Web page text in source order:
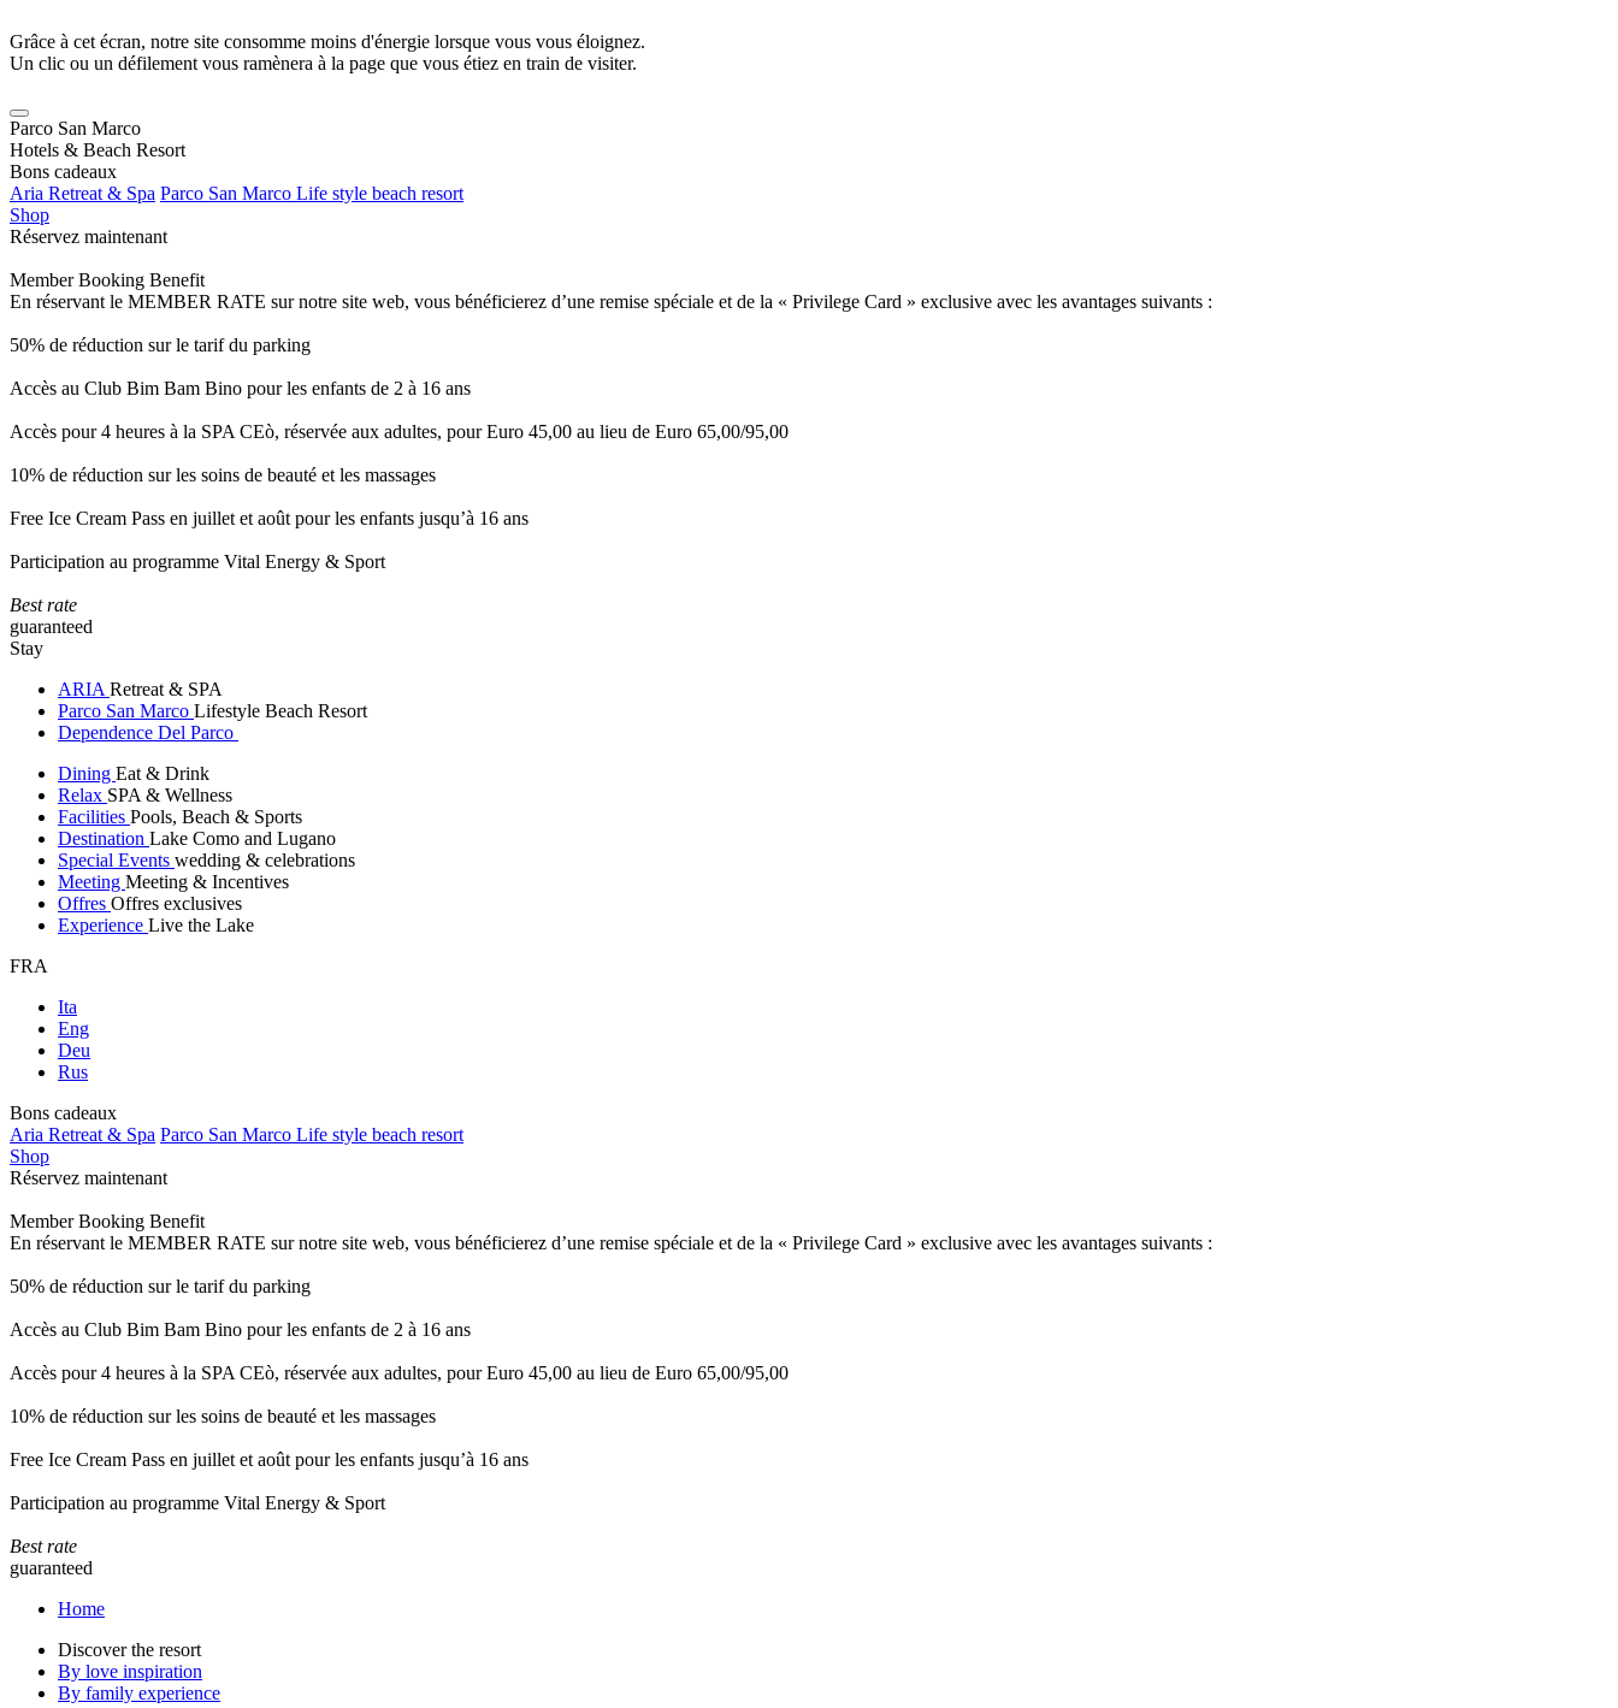
Grâce à cet écran, notre site consomme moins d'énergie lorsque vous vous éloignez.
Un clic ou un défilement vous ramènera à la page que vous étiez en train de visiter.
Parco San Marco
Hotels & Beach Resort
Bons cadeaux
Aria Retreat & Spa Parco San Marco Life style beach resort
Shop
Réservez maintenant
Member Booking Benefit
En réservant le MEMBER RATE sur notre site web, vous bénéficierez d’une remise spéciale et de la « Privilege Card » exclusive avec les avantages suivants :
50% de réduction sur le tarif du parking
Accès au Club Bim Bam Bino pour les enfants de 2 à 16 ans
Accès pour 4 heures à la SPA CEò, réservée aux adultes, pour Euro 45,00 au lieu de Euro 65,00/95,00
10% de réduction sur les soins de beauté et les massages
Free Ice Cream Pass en juillet et août pour les enfants jusqu’à 16 ans
Participation au programme Vital Energy & Sport
Best rate
guaranteed
Stay
ARIA Retreat & SPA
Parco San Marco Lifestyle Beach Resort
Dependence Del Parco
Dining Eat & Drink
Relax SPA & Wellness
Facilities Pools, Beach & Sports
Destination Lake Como and Lugano
Special Events wedding & celebrations
Meeting Meeting & Incentives
Offres Offres exclusives
Experience Live the Lake
FRA
Ita
Eng
Deu
Rus
Bons cadeaux
Aria Retreat & Spa Parco San Marco Life style beach resort
Shop
Réservez maintenant
Member Booking Benefit
En réservant le MEMBER RATE sur notre site web, vous bénéficierez d’une remise spéciale et de la « Privilege Card » exclusive avec les avantages suivants :
50% de réduction sur le tarif du parking
Accès au Club Bim Bam Bino pour les enfants de 2 à 16 ans
Accès pour 4 heures à la SPA CEò, réservée aux adultes, pour Euro 45,00 au lieu de Euro 65,00/95,00
10% de réduction sur les soins de beauté et les massages
Free Ice Cream Pass en juillet et août pour les enfants jusqu’à 16 ans
Participation au programme Vital Energy & Sport
Best rate
guaranteed
Home
Discover the resort
By love inspiration
By family experience